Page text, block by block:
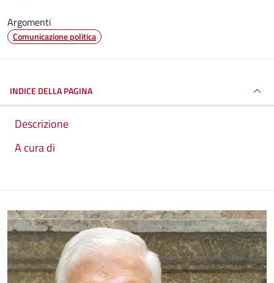
Argomenti
Comunicazione politica
INDICE DELLA PAGINA
Descrizione
A cura di